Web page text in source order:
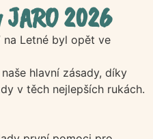
2026
na Letné byl opět ve
hlavní zásady, díky
v těch nejlepších rukách.